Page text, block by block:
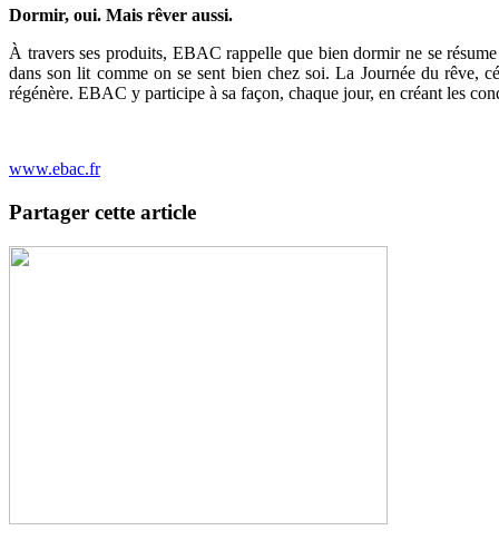
Dormir, oui. Mais rêver aussi.
À travers ses produits, EBAC rappelle que bien dormir ne se
dans son lit comme on se sent bien chez soi. La Journée du rêve,
régénère. EBAC y participe à sa façon, chaque jour, en créant les
www.ebac.fr
Partager cette article